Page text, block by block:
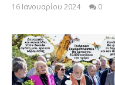
16 Ιανουαρίου 2024
0